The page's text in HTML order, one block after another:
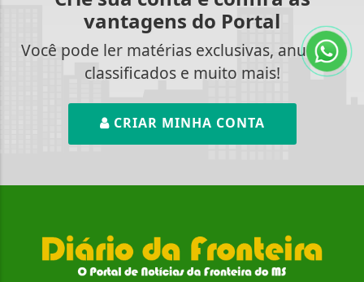
vantagens do Portal
Você pode ler matérias exclusivas, anunciar
classificados e muito mais!
CRIAR MINHA CONTA